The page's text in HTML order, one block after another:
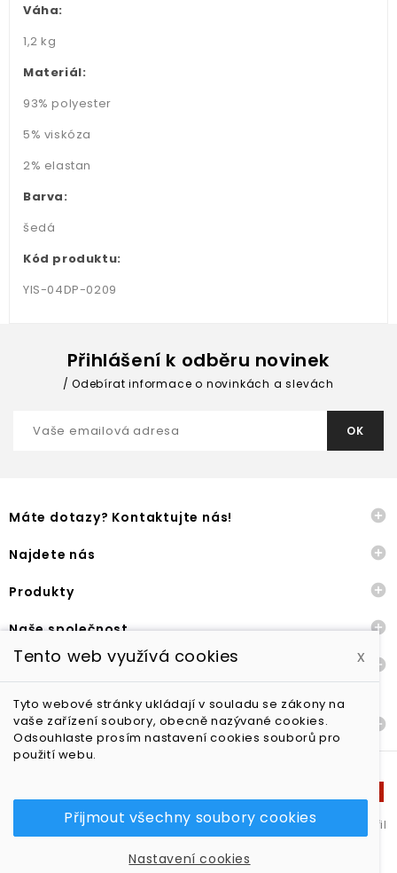
Váha:
1,2 kg
Materiál:
93% polyester
5% viskóza
2% elastan
Barva:
šedá
Kód produktu:
YIS-04DP-0209
Přihlášení k odběru novinek
Odebírat informace o novinkách a slevách
Máte dotazy? Kontaktujte nás! 
Najdete nás 
Produkty 
Naše společnost 
Ostatní 
Dodání a vrácení zboží 
Yoga in style s.r.o. - všechna práva vyhrazena | Shop vytvořil
Tento web využívá cookies x
Tyto webové stránky ukládají v souladu se zákony na
vaše zařízení soubory, obecně nazývané cookies.
Odsouhlaste prosím nastavení cookies souborů pro
použití webu.
Přijmout všechny soubory cookies
Nastavení cookies